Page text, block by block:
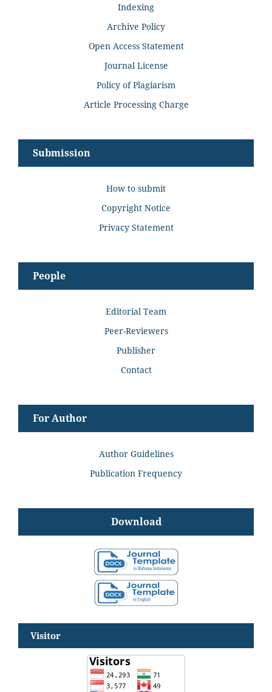
Indexing
Archive Policy
Open Access Statement
Journal License
Policy of Plagiarism
Article Processing Charge
Submission
How to submit
Copyright Notice
Privacy Statement
People
Editorial Team
Peer-Reviewers
Publisher
Contact
For Author
Author Guidelines
Publication Frequency
Download
Visitor